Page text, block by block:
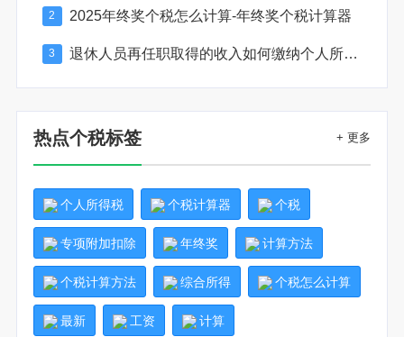
2 2025年终奖个税怎么计算-年终奖个税计算器
3 退休人员再任职取得的收入如何缴纳个人所得税
热点个税标签 + 更多
个人所得税 个税计算器 个税
专项附加扣除 年终奖 计算方法
个税计算方法 综合所得 个税怎么计算
最新 工资 计算